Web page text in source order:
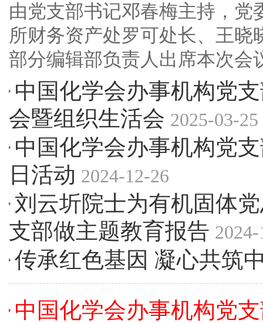
由党支部书记邓春梅主持，
所财务资产处罗可处长、王
部分编辑部负责人出席本次会
中国化学会办事机构党
会暨组织生活会 2025-03-25
中国化学会办事机构党
日活动 2024-12-26
刘云圻院士为有机固体
支部做主题教育报告
传承红色基因 凝心共筑
中国化学会办事机构党